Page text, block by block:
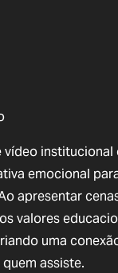
vídeo institucional
emocional
apresentar
valores
uma
assiste.